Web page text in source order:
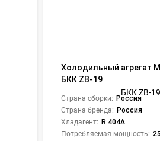
Холодильный агрегат
БКК ZB-19
Страна сборки: Россия
Страна бренда: Россия
Хладагент: R 404A
Потребляемая мощность: